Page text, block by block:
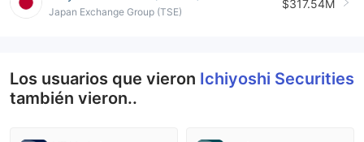
Japan Exchange Group (TSE)
$317.54M
Los usuarios que vieron Ichiyoshi Securities
también vieron..